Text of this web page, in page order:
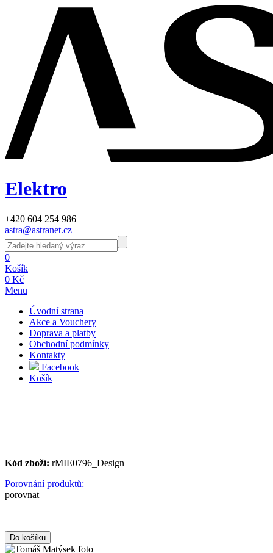
Elektro
+420 604 254 986
astra@astranet.cz
0
Košík
0 Kč
Menu
Úvodní strana
Akce a Vouchery
Doprava a platby
Obchodní podmínky
Kontakty
Facebook
Košík
Kód zboží: rMIE0796_Design
Porovnání produktů:
porovnat